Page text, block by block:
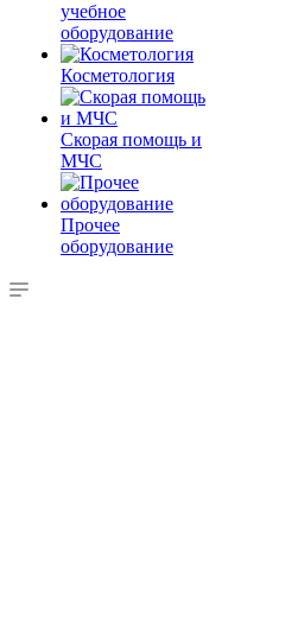
учебное
оборудование
Косметология
Скорая помощь и
МЧС
Прочее
оборудование